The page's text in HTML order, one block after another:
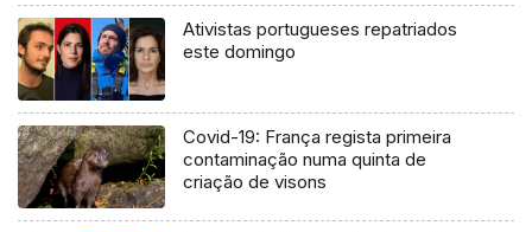
Ativistas portugueses repatriados
este domingo
Covid-19: França regista primeira
contaminação numa quinta de
criação de visons